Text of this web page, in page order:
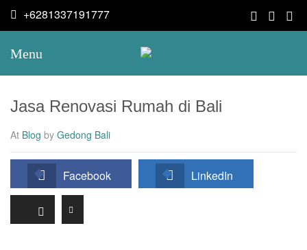
+6281337191777
Menu
Jasa Renovasi Rumah di Bali
At Blog by Gedong Bali
Facebook LinkedIn